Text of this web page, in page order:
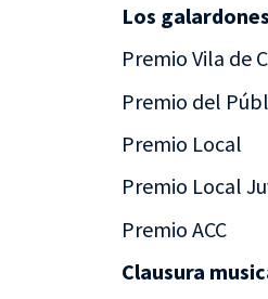
Los
Premio Vila de
Premio del
Premio Local
Premio Local
Premio ACC
Clausura